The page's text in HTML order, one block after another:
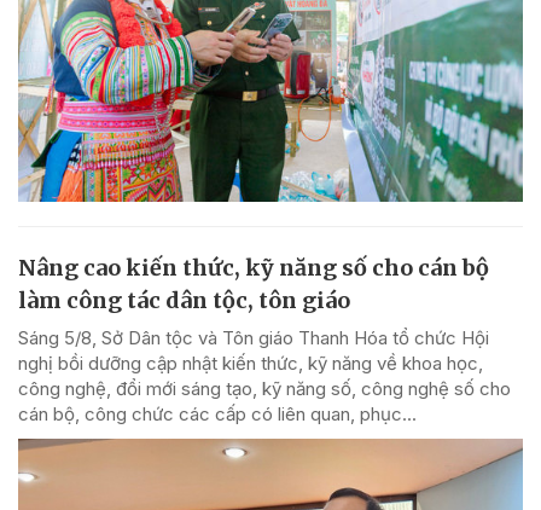
Nâng cao kiến thức, kỹ năng số cho cán bộ
làm công tác dân tộc, tôn giáo
Sáng 5/8, Sở Dân tộc và Tôn giáo Thanh Hóa tổ chức Hội
nghị bồi dưỡng cập nhật kiến thức, kỹ năng về khoa học,
công nghệ, đổi mới sáng tạo, kỹ năng số, công nghệ số cho
cán bộ, công chức các cấp có liên quan, phục...